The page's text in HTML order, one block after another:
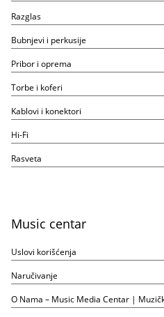
Razglas
Bubnjevi i perkusije
Pribor i oprema
Torbe i koferi
Kablovi i konektori
Hi-Fi
Rasveta
Music centar
Uslovi korišćenja
Naručivanje
O Nama – Music Media Centar |